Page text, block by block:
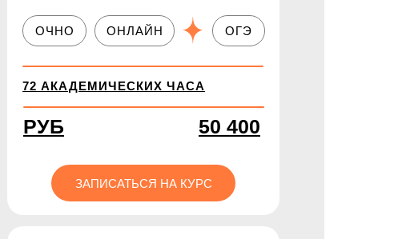
ЗАПИСАТЬСЯ НА КУРС
РУБ 50 400
72 АКАДЕМИЧЕСКИХ ЧАСА
ОЧНО ОГЭ
ОНЛАЙН